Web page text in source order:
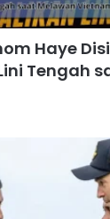
Haye
Tengah